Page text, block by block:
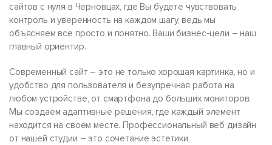
сайтов с нуля в Черновцах, где Вы будете чувствовать
контроль и уверенность на каждом шагу, ведь мы
объясняем все просто и понятно. Ваши бизнес-цели – наш
главный ориентир.
Современный сайт – это не только хорошая картинка, но и
удобство для пользователя и безупречная работа на
любом устройстве, от смартфона до больших мониторов.
Мы создаем адаптивные решения, где каждый элемент
находится на своем месте. Профессиональный веб дизайн
от нашей студии – это сочетание эстетики,